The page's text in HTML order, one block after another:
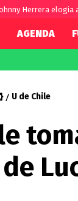
Herrera elogia
AGENDA
U de Chile